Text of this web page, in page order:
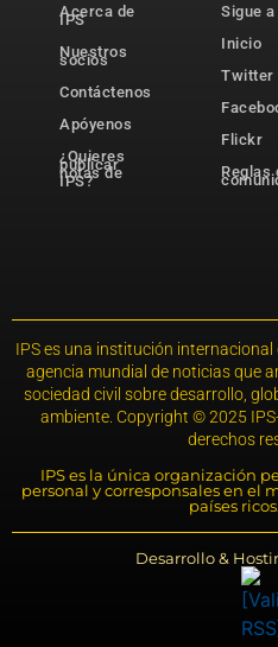
Acerca de
IPS
Nuestros
socios
Contáctenos
Apóyenos
¿Quieres
publicar
notas de
IPS?
Sigue a
Inicio
Twitter
Flickr
Reglas
IPS es una institución
agencia mundial de noticias que
sociedad civil sobre desarrollo,
ambiente. Copyright © 2025
derechos
IPS es la única organización
personal y corresponsales en el
países
Desarrollo &